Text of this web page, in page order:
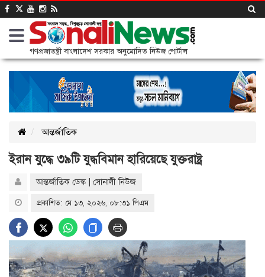
গণপ্রজাতন্ত্রী বাংলাদেশ সরকার অনুমোদিত নিউজ পোর্টাল
আন্তর্জাতিক
ইরান যুদ্ধে ৩৯টি যুদ্ধবিমান হারিয়েছে যুক্তরাষ্ট্র
আন্তর্জাতিক ডেস্ক | সোনালী নিউজ
প্রকাশিত: মে ১৩, ২০২৬, ০৮:৩১ পিএম